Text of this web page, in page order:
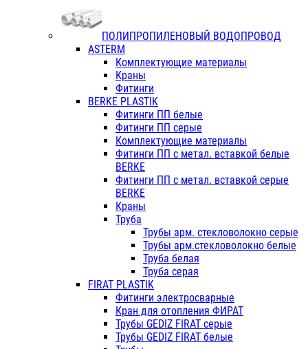
ПОЛИПРОПИЛЕНОВЫЙ ВОДОПРОВОД
ASTERM
Комплектующие материалы
Краны
Фитинги
BERKE PLASTIK
Фитинги ПП белые
Фитинги ПП серые
Комплектующие материалы
Фитинги ПП с метал. вставкой белые
BERKE
Фитинги ПП с метал. вставкой серые
BERKE
Краны
Труба
Трубы арм. стекловолокно серые
Трубы арм.стекловолокно белые
Труба белая
Труба серая
FIRAT PLASTIK
Фитинги электросварные
Кран для отопления ФИРАТ
Трубы GEDIZ FIRAT серые
Трубы GEDIZ FIRAT белые